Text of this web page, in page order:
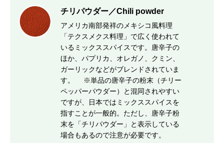
チリパウダー／Chili powder
アメリカ南部発祥のメキシコ風料理
「テクスメクス料理」で広く使われて
いるミックススパイスです。唐辛子の
ほか、パプリカ、オレガノ、クミン、
ガーリックなどがブレンドされていま
す。 ※単品の唐辛子の粉末（チリー
ペッパーパウダー）と混同されやすい
ですが、日本ではミックススパイスを
指すことが一般的。ただし、唐辛子粉
末を「チリパウダー」と表示している
場合もあるので注意が必要です。